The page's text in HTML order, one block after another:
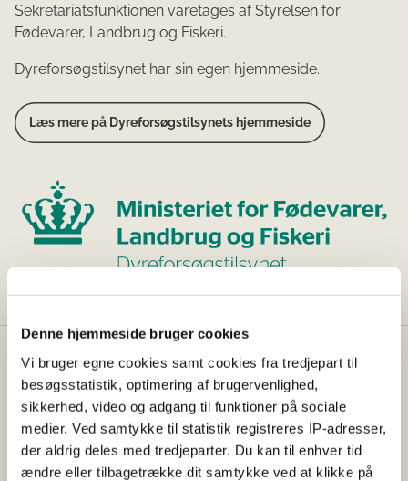
Denne hjemmeside bruger cookies
Vi bruger egne cookies samt cookies fra tredjepart til
besøgsstatistik, optimering af brugervenlighed,
sikkerhed, video og adgang til funktioner på sociale
medier. Ved samtykke til statistik registreres IP-adresser,
der aldrig deles med tredjeparter. Du kan til enhver tid
ændre eller tilbagetrække dit samtykke ved at klikke på
Sekretariatsfunktionen varetages af Styrelsen for
Fødevarer, Landbrug og Fiskeri.
Dyreforsøgstilsynet har sin egen hjemmeside.
Læs mere på Dyreforsøgstilsynets hjemmeside
Fødevarestyrelsen
Fødevarestyrelsen er en styrelse under
Erhvervsministeriet. Styrelsen arbejder med hele
fødevarekæden fra jord til bord med fokus på
dyresundhed og sikker, sund mad. Vi står bag De